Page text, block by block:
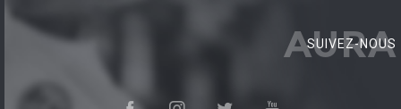
AURA
SUIVEZ-NOUS